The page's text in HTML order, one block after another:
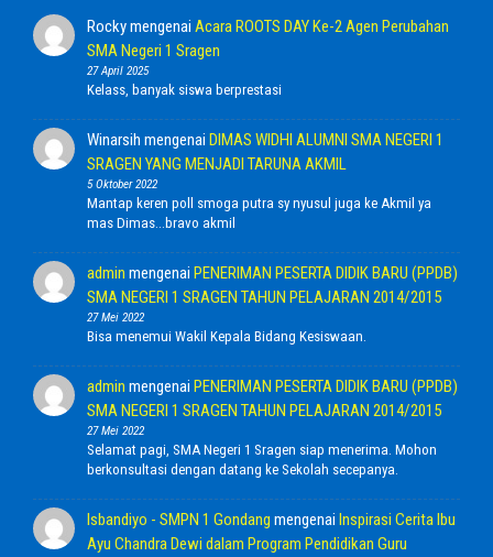
Rockymengenai Acara ROOTS DAY Ke-2 Agen Perubahan
SMA Negeri 1 Sragen
27 April 2025
Kelass, banyak siswa berprestasi
Winarsih mengenai DIMAS WIDHI ALUMNI SMA NEGERI 1
SRAGEN YANG MENJADI TARUNA AKMIL
5 Oktober 2022
Mantap keren poll smoga putra sy nyusul juga ke Akmil ya
mas Dimas...bravo akmil
admin mengenai PENERIMAN PESERTA DIDIK BARU (PPDB)
SMA NEGERI 1 SRAGEN TAHUN PELAJARAN 2014/2015
27 Mei 2022
Bisa menemui Wakil Kepala Bidang Kesiswaan.
admin mengenai PENERIMAN PESERTA DIDIK BARU (PPDB)
SMA NEGERI 1 SRAGEN TAHUN PELAJARAN 2014/2015
27 Mei 2022
Selamat pagi, SMA Negeri 1 Sragen siap menerima. Mohon
berkonsultasi dengan datang ke Sekolah secepanya.
Isbandiyo - SMPN 1 Gondang mengenai Inspirasi Cerita Ibu
Ayu Chandra Dewi dalam Program Pendidikan Guru